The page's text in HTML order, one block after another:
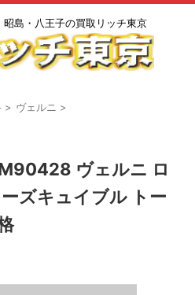
島・八王子の買取リッチ東京
> ヴェルニ >
ヴェルニ ロ
ズキュイブル トー